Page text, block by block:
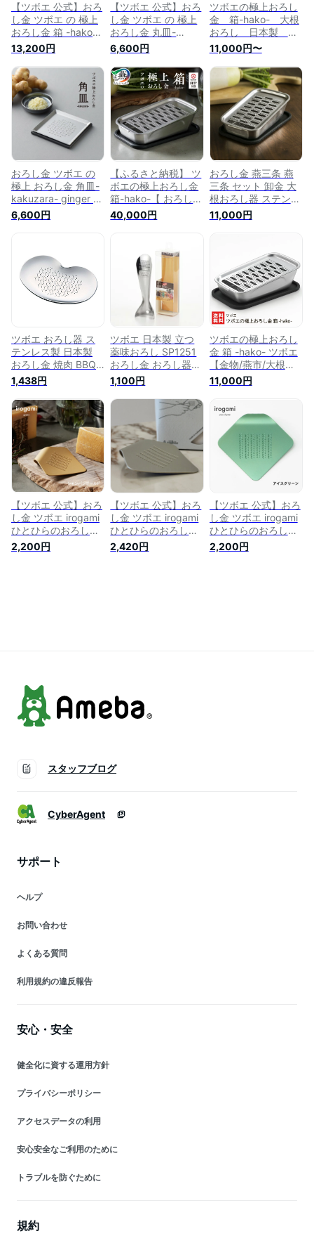
【ツボエ 公式】おろ
し金 ツボエ の 極上
おろし金 箱 -hako-
桐箱入り / 幅11.4cm
奥行き19.3cm 高さ
6cm 550g / 本体
18-8 ステンレス製
蓋 シリコーン製 / お
ろし金 水切りザル
本体容器 蓋(敷板) セ
ット 桐箱 入り / メー
カー公式 品番 GHS-
020
13,200円
【ツボエ 公式】おろ
し金 ツボエ の 極上
おろし金 丸皿-
maruzara- wasabi
山葵（わさび） / 幅
10.6cm 奥行き
10.6cm 高さ1cm
126g / 本体 21-0 ス
テンレス製 蓋 シリ
コーン製 / おろし器
蓋(敷板) セット / メ
ーカー公式 品番
GMZ-050 / わさびお
ろし器 燕三条 製
6,600円
ツボエの極上おろし
金 箱-hako- 大根
おろし 日本製 燕
三条
11,000円〜
おろし金 ツボエ の
極上 おろし金 角皿-
kakuzara- ginger 生
姜（しょうが) / 幅
10.6cm 奥行き
テンレス製 蓋 シリ
コーン製 / おろし金
蓋(敷板) セット / メ
ーカー公式 品番
6,600円
【ふるさと納税】 ツ
ボエの極上おろし金
箱-hako-【 おろし金
おろし器 ステンレス
大根おろし 金物 こ
具 調理器 キッチン
キッチンツール キッ
チンウェア キッチン
用品 ギフト 贈答 日
本製 職人 ランキン
グ ツボエ 新潟県 燕
市 燕三条 】
40,000円
おろし金 燕三条 燕
三条 セット 卸金 大
根おろし器 ステンレ
ス／ ツボエの極上お
ろし金 箱
11,000円
ツボエ おろし器 ス
テンレス製 日本製
おろし金 焼肉 BBQ
062115
1,438円
ツボエ 日本製 立つ
薬味おろし SP1251
おろし金 おろし器
おろしがね おろしス
プーン ステンレス
燕三条
1,100円
ツボエの極上おろし
金 箱 -hako- ツボエ
【金物/燕市/大根お
ろし】【お土産/手土
産】【送料無料】
11,000円
【ツボエ 公式】おろ
し金 ツボエ irogami
ひとひらのおろし金
Champagne Gold
(シャンパンゴール
2,200円
【ツボエ 公式】おろ
し金 ツボエ irogami
ひとひらのおろし金
Satin Silver (サテン
シルバー) / 幅
2,420円
【ツボエ 公式】おろ
し金 ツボエ irogami
ひとひらのおろし金
lce Green (アイスグ
リーン) / 幅 10.5cm
2,200円
スタッフブログ
CyberAgent
サポート
ヘルプ
お問い合わせ
よくある質問
利用規約の違反報告
安心・安全
健全化に資する運用方針
プライバシーポリシー
アクセスデータの利用
安心安全なご利用のために
トラブルを防ぐために
規約